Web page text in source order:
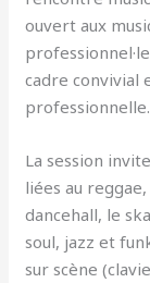
ouvert aux
cadre convivial
professionnelle.
La session
liées au
dancehall, le
soul, jazz et
sur scène